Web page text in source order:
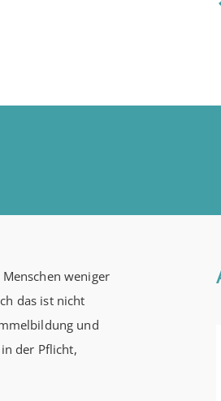
weniger
das ist nicht
und
der Pflicht,